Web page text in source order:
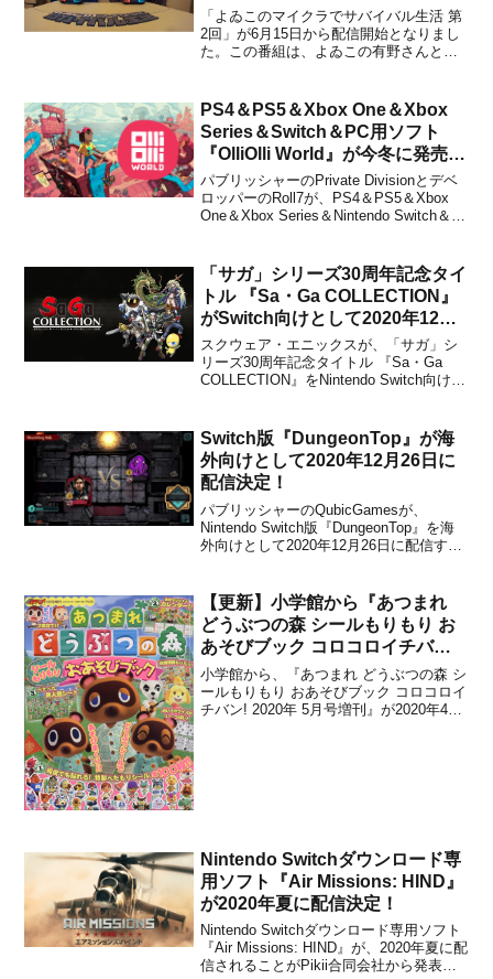
「よゐこのマイクラでサバイバル生活 第
2回」が6月15日から配信開始となりまし
た。この番組は、よゐこの有野さんと濱
バイバル生活を繰り広げる。というもの
に...
PS4＆PS5＆Xbox One＆Xbox
Series＆Switch＆PC用ソフト
『OlliOlli World』が今冬に発売決
定！
パブリッシャーのPrivate Divisionとデベ
ロッパーのRoll7が、PS4＆PS5＆Xbox
One＆Xbox Series＆Nintendo Switch＆
ました。海外向け...
「サガ」シリーズ30周年記念タイ
トル 『Sa・Ga COLLECTION』
がSwitch向けとして2020年12月
15日に発売決定！e-STORE専売
商品の予約も開始
スクウェア・エニックスが、「サガ」シ
リーズ30周年記念タイトル 『Sa・Ga
COLLECTION』をNintendo Switch向けと
か、e-STORE専売『サガ30周年記念
BOX【神】』としても...
Switch版『DungeonTop』が海
外向けとして2020年12月26日に
配信決定！
パブリッシャーのQubicGamesが、
Nintendo Switch版『DungeonTop』を海
外向けとして2020年12月26日に配信する
は、卓上バトルが楽しめるデッキ構築型
のローグライク...
【更新】小学館から『あつまれ
どうぶつの森 シールもりもり お
あそびブック コロコロイチバン!
2020年 5月号増刊』が2020年4月
11日に発売決定！
小学館から、『あつまれ どうぶつの森 シ
ールもりもり おあそびブック コロコロイ
チバン! 2020年 5月号増刊』が2020年4月
Nintendo Switchダウンロード専
用ソフト『Air Missions: HIND』
が2020年夏に配信決定！
Nintendo Switchダウンロード専用ソフト
『Air Missions: HIND』が、2020年夏に配
信されることがPikii合同会社から発表さ